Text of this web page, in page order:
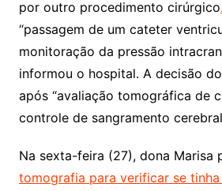
por outro procedimento cirúrgico.
“passagem de um cateter
monitoração da pressão
informou o hospital. A decisão
após “avaliação tomográfica de
controle de sangramento
Na sexta-feira (27), dona Marisa
tomografia para verificar se